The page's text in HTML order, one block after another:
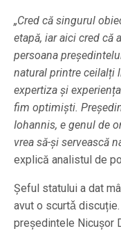
„Cred că singurul
etapă, iar aici cred că
persoana
natural printre ceilalți
expertiza și
fim optimiști.
Iohannis, e genul de
vrea să-și servească
explică analistul de
Șeful statului a dat
avut o scurtǎ
președintele Nicușor